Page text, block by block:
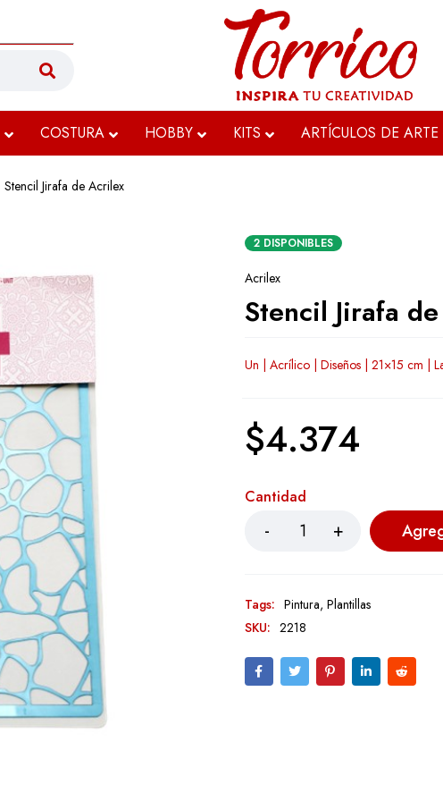
COSTURA HOBBY KITS ARTÍCULOS DE ARTE
Stencil Jirafa de Acrilex
2 DISPONIBLES
Acrilex
Stencil Jirafa
Un | Acrílico | Diseños | 21×15 cm |
$4.374
Cantidad
Tags: Pintura, Plantillas
SKU: 2218